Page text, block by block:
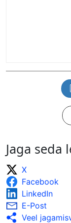
Jaga seda
X
Facebook
LinkedIn
E-Post
Veel